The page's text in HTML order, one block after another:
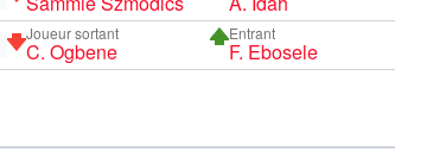
Joueur sortant
C. Ogbene
Entrant
F. Ebosele